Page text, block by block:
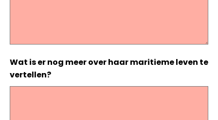
Wat is er nog meer over haar maritieme leven te
vertellen?